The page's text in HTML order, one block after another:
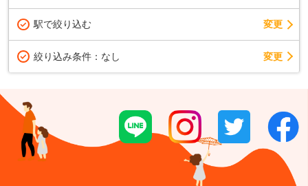
駅で絞り込む 変更
絞り込み条件： なし 変更